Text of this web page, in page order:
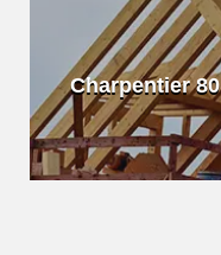
Charpentier 80